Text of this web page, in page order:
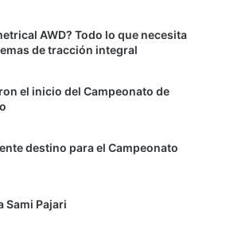
AWD? Todo lo que necesita
de tracción integral
el inicio del Campeonato de
destino para el Campeonato
Sami Pajari